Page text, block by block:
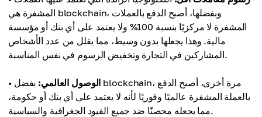
المشفرة هي blockchain، وبفضلها، أصبح الدفع بالعملات
المشفرة لا مركزيًا بنسبة 100% ولا يعتمد على أي بنك أو مؤسسة
مالية. وهذا يجعلها بدون وسيط، مما يقلل من عدد الأشخاص
المشاركين في التجارة وتخفيض الرسوم في نفس المناسبة.
• الوصول العالمي: بفضل blockchain، مرة أخرى، أصبح الدفع
بالعملة المشفرة عالميًا وفوريًا لأنه لا يعتمد على أي بنك أو حكومة،
مما يجعله محصنًا ضد جميع القيود الجغرافية والسياسية.